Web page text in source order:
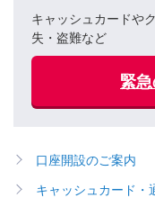
キャッシュカードや
失・盗難など
緊
口座開設のご案内
キャッシュカード・